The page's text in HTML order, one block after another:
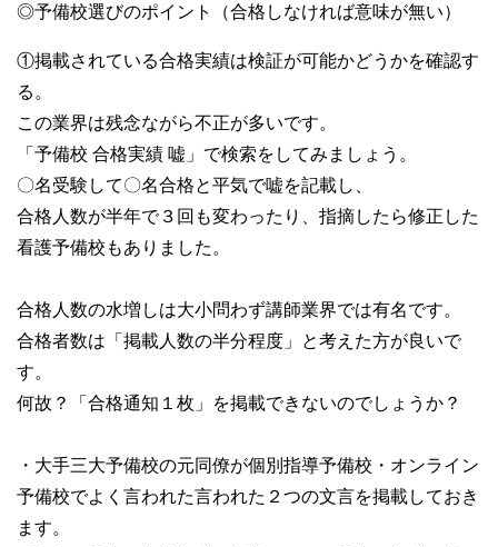
◎予備校選びのポイント（合格しなければ意味が無い）
①掲載されている合格実績は検証が可能かどうかを確認す
る。
この業界は残念ながら不正が多いです。
「予備校 合格実績 嘘」で検索をしてみましょう。
〇名受験して〇名合格と平気で嘘を記載し、
合格人数が半年で３回も変わったり、指摘したら修正した
看護予備校もありました。
合格人数の水増しは大小問わず講師業界では有名です。
合格者数は「掲載人数の半分程度」と考えた方が良いで
す。
何故？「合格通知１枚」を掲載できないのでしょうか？
・大手三大予備校の元同僚が個別指導予備校・オンライン
予備校でよく言われた言われた２つの文言を掲載しておき
ます。